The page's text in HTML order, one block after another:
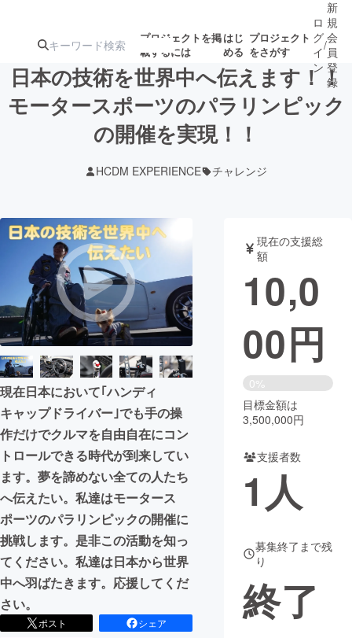
プロジェクトを掲
載するには
はじ
める
プロジェクト
をさがす
注目のリ 注目の新着プロ募集終了が近いプ
テクノロジー・ガジェット
映像・映画 書籍・雑誌
ビジネス・起業 チャレンジ
まちづくり・地域活性化
CAMPFIRE for Social Good
CAMPFIRE Creation
CAMPFIREふるさと納税machi-ya コミュニティ
ロ
グ
イ
ン
/
新
規
会
員
登
録
日本の技術を世界中へ伝えます！！
モータースポーツのパラリンピック
の開催を実現！！
HCDM EXPERIENCE チャレンジ
現在日本において｢ハンディ
キャップドライバー｣でも手の操
作だけでクルマを自由自在にコン
トロールできる時代が到来してい
ます。夢を諦めない全ての人たち
へ伝えたい。私達はモータース
ポーツのパラリンピックの開催に
挑戦します。是非この活動を知っ
てください。私達は日本から世界
中へ羽ばたきます。応援してくだ
さい。
ポスト
シェア
現在の支援総
額
10,0
00円
0%
目標金額は
3,500,000円
支援者数
1人
募集終了まで残
り
終了